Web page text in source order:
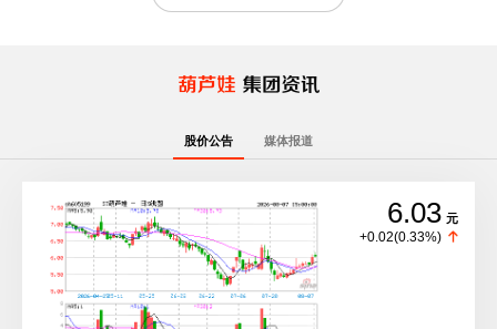
股价公告 媒体报道
6.03 元
+0.02(0.33%)